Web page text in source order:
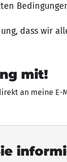
dass wir
mit!
an meine E-